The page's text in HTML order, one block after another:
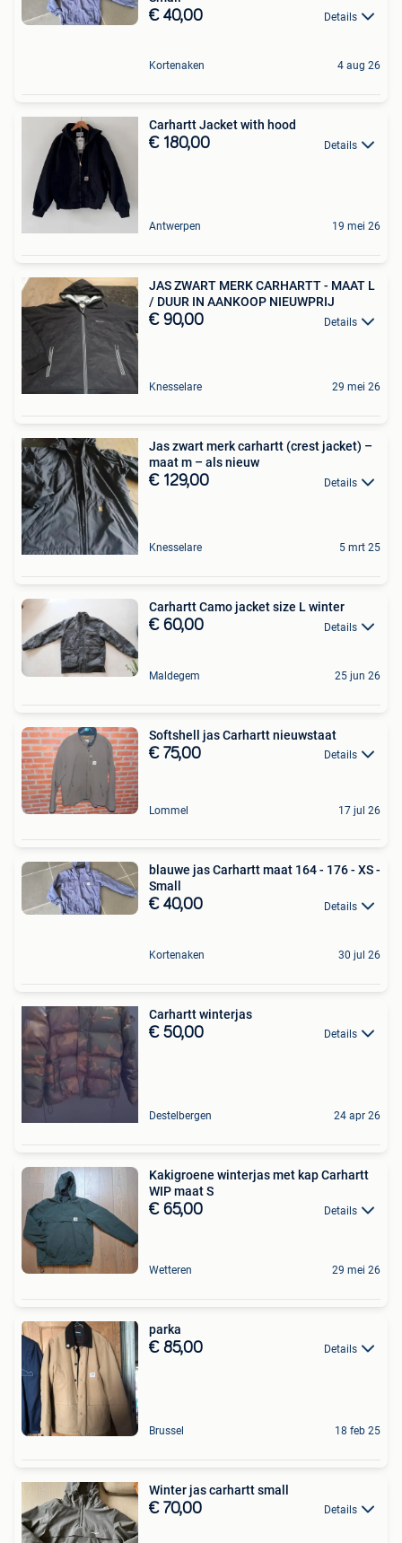
€ 40,00 Details
Kortenaken 4 aug 26
Carhartt Jacket with hood
€ 180,00 Details
Antwerpen 19 mei 26
JAS ZWART MERK CARHARTT - MAAT L
/ DUUR IN AANKOOP NIEUWPRIJ
€ 90,00 Details
Knesselare 29 mei 26
Jas zwart merk carhartt (crest jacket) –
maat m – als nieuw
€ 129,00 Details
Knesselare 5 mrt 25
Carhartt Camo jacket size L winter
€ 60,00 Details
Maldegem 25 jun 26
Softshell jas Carhartt nieuwstaat
€ 75,00 Details
Lommel 17 jul 26
blauwe jas Carhartt maat 164 - 176 - XS -
Small
€ 40,00 Details
Kortenaken 30 jul 26
Carhartt winterjas
€ 50,00 Details
Destelbergen 24 apr 26
Kakigroene winterjas met kap Carhartt
WIP maat S
€ 65,00 Details
Wetteren 29 mei 26
parka
€ 85,00 Details
Brussel 18 feb 25
Winter jas carhartt small
€ 70,00 Details